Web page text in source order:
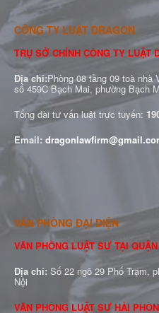
CÔNG TY LUẬT DRAGON
TRỤ SỞ CHÍNH CÔNG TY LUẬT
Địa chỉ:Phòng 08 tầng 09 toà nhà
số 459C Bạch Mai, phường Bạch
Tổng đài tư vấn luật trực tuyến:
Email:
VĂN PHÒNG ĐẠI DIỆN
VĂN PHÒNG LUẬT SƯ TẠI
Địa chỉ: Số 22 ngõ 29 Phố Trạm,
Nội
VĂN PHÒNG LUẬT SƯ HẢI